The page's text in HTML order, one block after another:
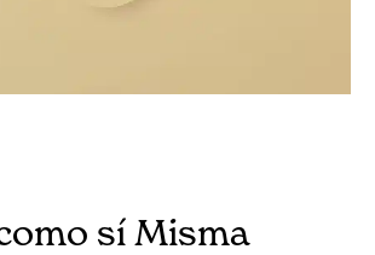
sí Misma